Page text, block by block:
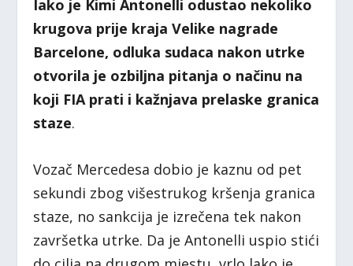
Iako je Kimi Antonelli odustao nekoliko
krugova prije kraja Velike nagrade
Barcelone, odluka sudaca nakon utrke
otvorila je ozbiljna pitanja o načinu na
koji FIA prati i kažnjava prelaske granica
staze.
Vozač Mercedesa dobio je kaznu od pet
sekundi zbog višestrukog kršenja granica
staze, no sankcija je izrečena tek nakon
završetka utrke. Da je Antonelli uspio stići